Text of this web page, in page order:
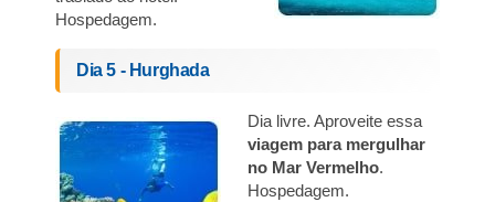
Hospedagem.
Dia 5 - Hurghada
Dia livre. Aproveite essa
viagem para mergulhar
no Mar Vermelho.
Hospedagem.